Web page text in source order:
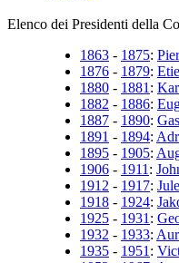
Elenco dei Presidenti della
1863 - 1875:
1876 - 1879:
1880 - 1881 :
1882 - 1886:
1887 - 1890:
1891 - 1894:
1895 - 1905:
1906 - 1911 :
1912 - 1917:
1918 - 1924:
1925 - 1931 :
1932 - 1933:
1935 - 1951 :